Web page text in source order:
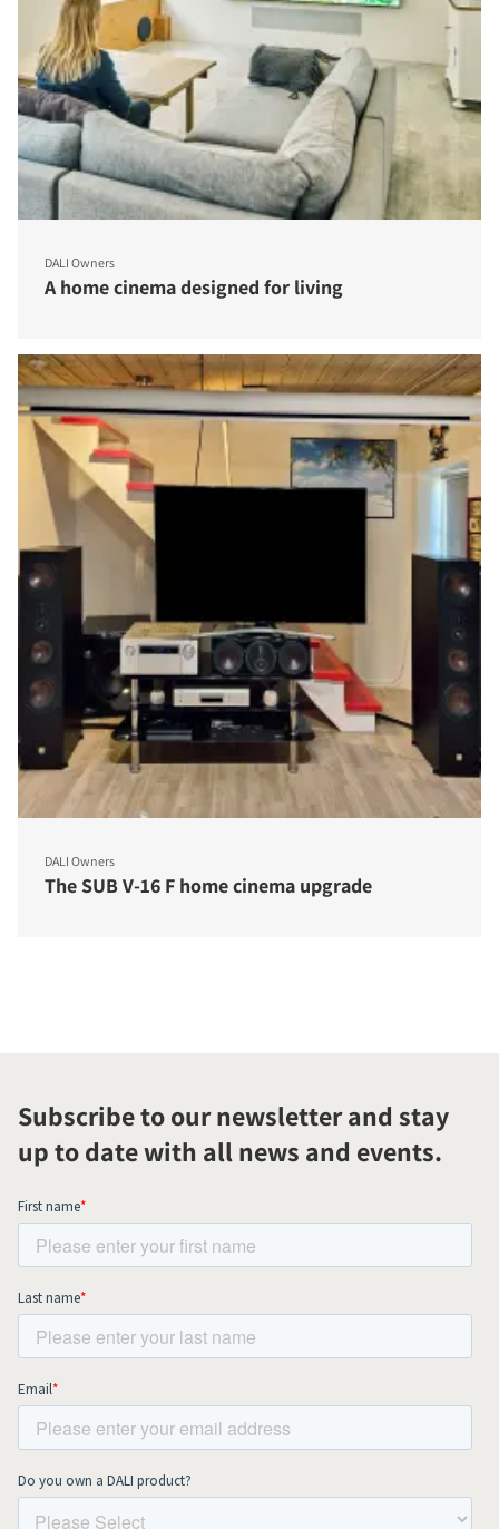
DALI Owners
A home cinema designed for living
DALI Owners
The SUB V-16 F home cinema upgrade
Subscribe to our newsletter and stay
up to date with all news and events.